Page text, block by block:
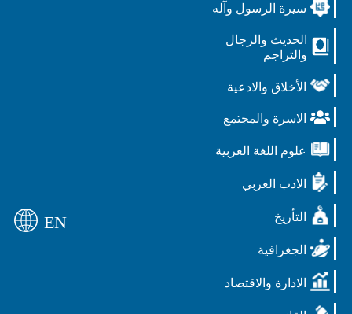
سيرة الرسول وآله
الحديث والرجال
والتراجم
الأخلاق والادعية
الاسرة والمجتمع
علوم اللغة العربية
الادب العربي
التأريخ
الجغرافية
الادارة والاقتصاد
EN